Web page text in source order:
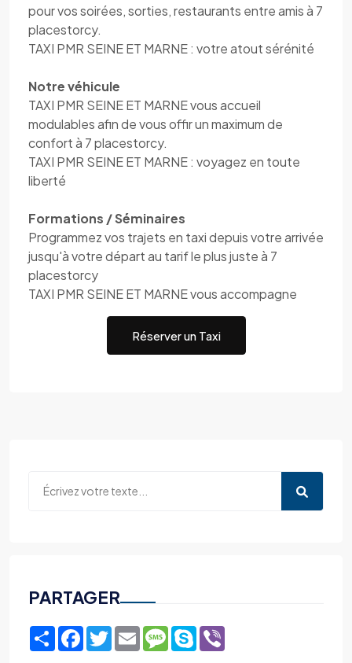
pour vos soirées, sorties, restaurants entre amis à 7
placestorcy.
TAXI PMR SEINE ET MARNE : votre atout sérénité
Notre véhicule
TAXI PMR SEINE ET MARNE vous accueil
modulables afin de vous offir un maximum de
confort à 7 placestorcy.
TAXI PMR SEINE ET MARNE : voyagez en toute
liberté
Formations / Séminaires
Programmez vos trajets en taxi depuis votre arrivée
jusqu'à votre départ au tarif le plus juste à 7
placestorcy
TAXI PMR SEINE ET MARNE vous accompagne
Réserver un Taxi
PARTAGER
ShareFacebook
TwitterEmailMessage
Skype